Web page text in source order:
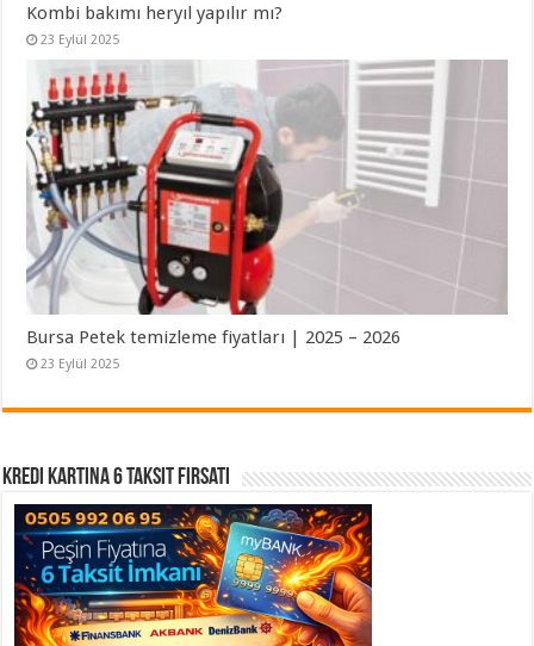
Kombi bakımı heryıl yapılır mı?
23 Eylül 2025
Bursa Petek temizleme fiyatları | 2025 – 2026
23 Eylül 2025
Kredi Kartına 6 Taksit Fırsatı